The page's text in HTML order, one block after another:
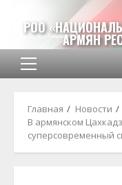
содержимому
РОО
АРМЯН
Основное
Главная
Новости
В армянском
суперсовременный